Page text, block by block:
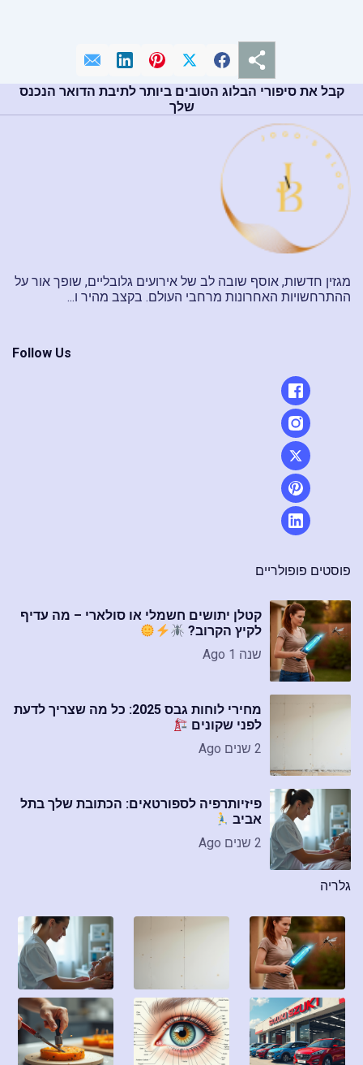
קבל את סיפורי הבלוג הטובים ביותר לתיבת הדואר הנכנס
שלך
מגזין חדשות, אוסף שובה לב של אירועים גלובליים, שופך אור על
ההתרחשויות האחרונות מרחבי העולם. בקצב מהיר ו...
Follow Us
פוסטים פופולריים
קטלן יתושים חשמלי או סולארי – מה עדיף
לקיץ הקרוב?
שנה 1 Ago
מחירי לוחות גבס 2025: כל מה שצריך לדעת
לפני שקונים
2 שנים Ago
פיזיותרפיה לספורטאים: הכתובת שלך בתל
אביב
2 שנים Ago
גלריה